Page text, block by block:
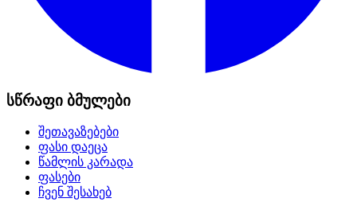
სწრაფი ბმულები
შეთავაზებები
ფასი დაეცა
წამლის კარადა
ფასები
ჩვენ შესახებ